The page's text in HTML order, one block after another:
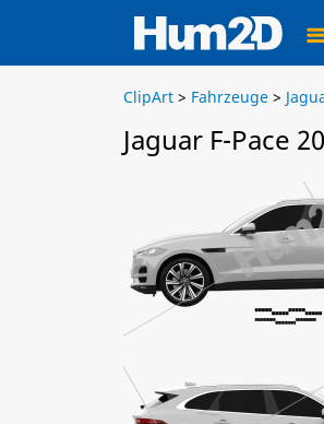
ClipArt > Fahrzeuge >
Jaguar F-Pace